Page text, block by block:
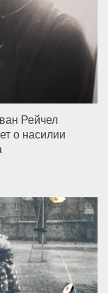
Рейчел
о насилии